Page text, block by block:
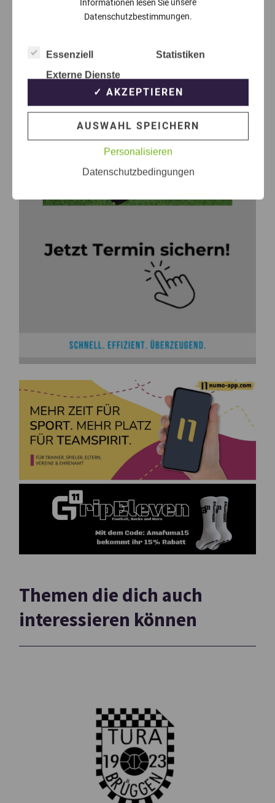
Themen die dich auch
interessieren können
Informationen lesen Sie unsere
Datenschutzbestimmungen.
Essenziell
Statistiken
Externe Dienste
✓ AKZEPTIEREN
AUSWAHL SPEICHERN
Personalisieren
Datenschutzbedingungen